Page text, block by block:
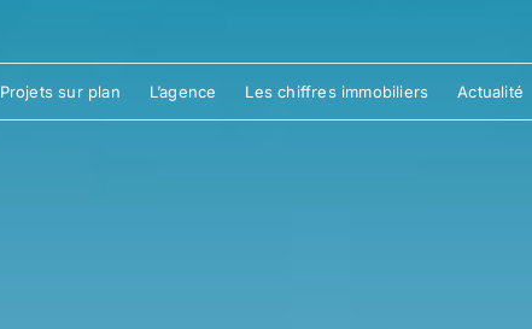
Projets sur plan L’agence Les chiffres immobiliers Actualité